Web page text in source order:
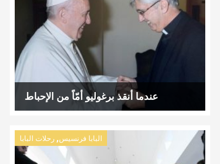
عندما أنقذ برغوليو أمّاً من الإحباط
البابا فرنسيس, رحلات البابا